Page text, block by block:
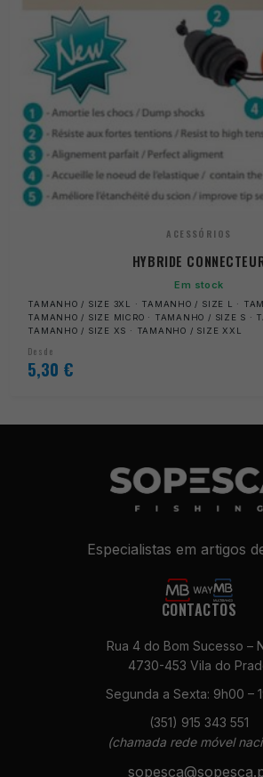
ACESSÓRIOS
HYBRIDE
Em stock
TAMANHO / SIZE 3XL · TAMANHO / SIZE L ·
TAMANHO / SIZE MICRO · TAMANHO / SIZE S ·
TAMANHO / SIZE XS · TAMANHO / SIZE XXL
Desde
5,30 €
Especialistas em artigos
CONTACTOS
Rua 4 do Bom Sucesso –
4730-453 Vila do
Segunda a Sexta: 9h00 –
(351) 915 343 551
(chamada rede móvel